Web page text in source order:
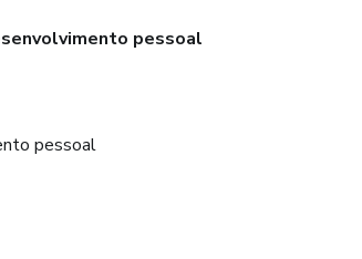
pessoal
pessoal